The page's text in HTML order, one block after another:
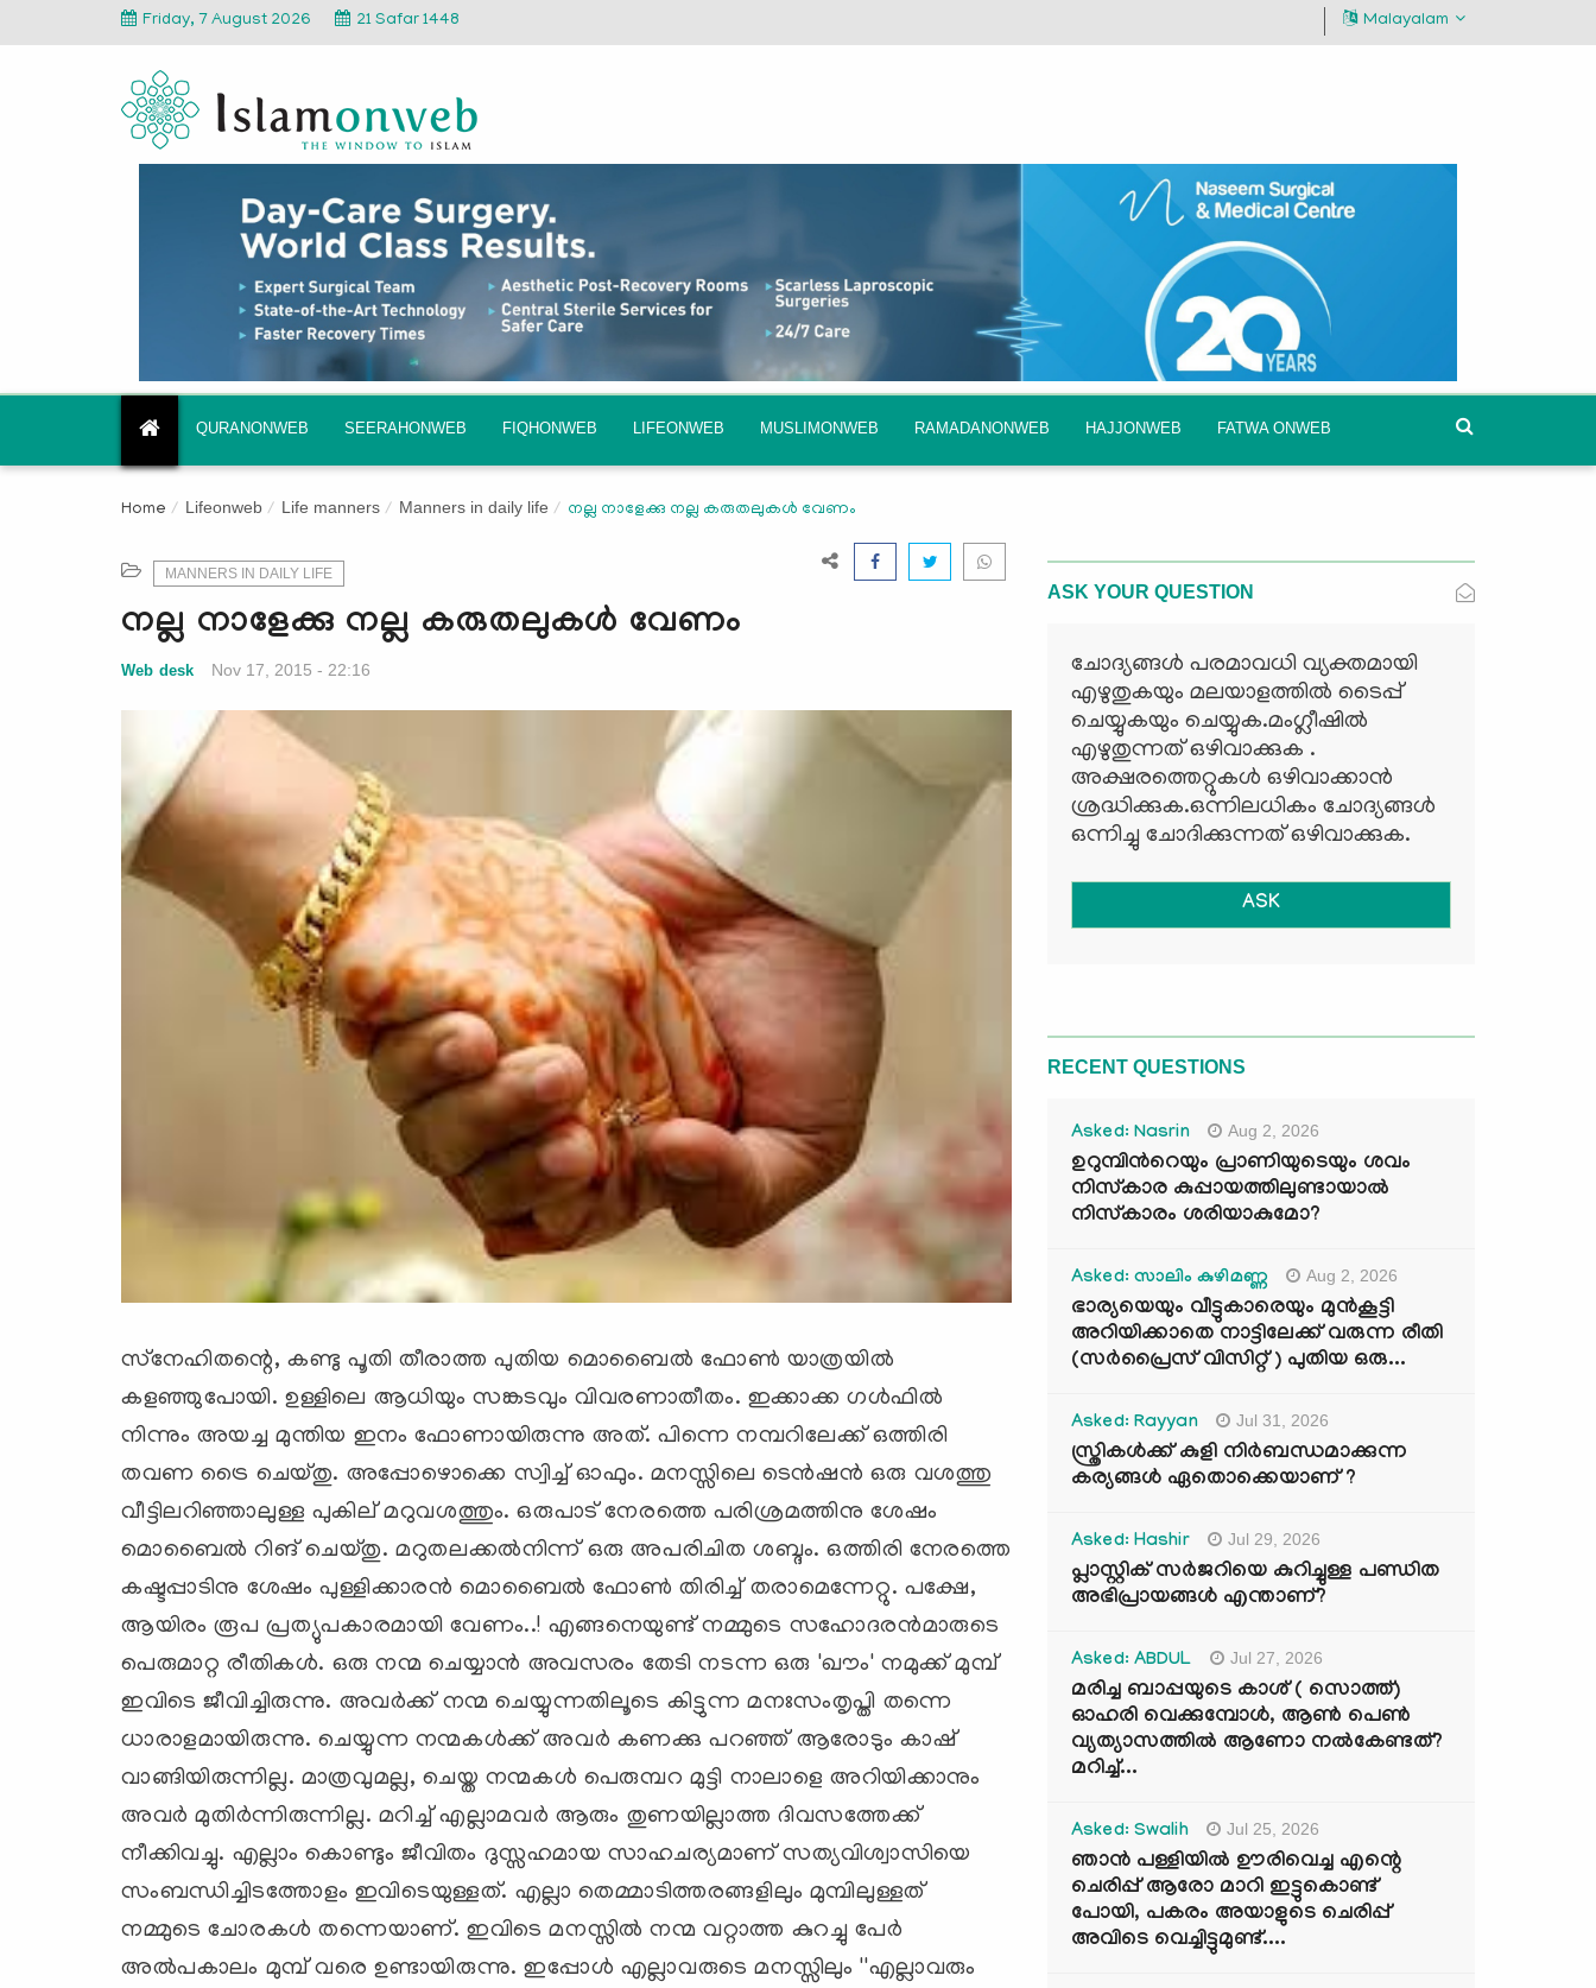
Friday, 7 August 2026 21 Safar 1448 Malayalam
QURANONWEB SEERAHONWEB FIQHONWEB LIFEONWEB MUSLIMONWEB RAMADANONWEB HAJJONWEB FATWA ONWEB
Home Lifeonweb Life manners Manners in daily life നല്ല നാളേക്കു നല്ല കരുതലുകള്‍ വേണം
MANNERS IN DAILY LIFE
നല്ല നാളേക്കു നല്ല കരുതലുകള്‍ വേണം
Web desk Nov 17, 2015 - 22:16
സ്‌നേഹിതന്റെ, കണ്ടു പൂതി തീരാത്ത പുതിയ മൊബൈല്‍ ഫോണ്‍ യാത്രയില്‍
കളഞ്ഞുപോയി. ഉള്ളിലെ ആധിയും സങ്കടവും വിവരണാതീതം. ഇക്കാക്ക ഗള്‍ഫില്‍
നിന്നും അയച്ച മുന്തിയ ഇനം ഫോണായിരുന്നു അത്. പിന്നെ നമ്പറിലേക്ക് ഒത്തിരി
തവണ ട്രൈ ചെയ്തു. അപ്പോഴൊക്കെ സ്വിച്ച് ഓഫും. മനസ്സിലെ ടെന്‍ഷന്‍ ഒരു വശത്തു
വീട്ടിലറിഞ്ഞാലുള്ള പുകില് മറുവശത്തും. ഒരുപാട് നേരത്തെ പരിശ്രമത്തിനു ശേഷം
മൊബൈല്‍ റിങ് ചെയ്തു. മറുതലക്കല്‍നിന്ന് ഒരു അപരിചിത ശബ്ദം. ഒത്തിരി നേരത്തെ
കഷ്ടപ്പാടിനു ശേഷം പുള്ളിക്കാരന്‍ മൊബൈല്‍ ഫോണ്‍ തിരിച്ച് തരാമെന്നേറ്റു. പക്ഷേ,
ആയിരം രൂപ പ്രത്യുപകാരമായി വേണം..! എങ്ങനെയുണ്ട് നമ്മുടെ സഹോദരന്‍മാരുടെ
പെരുമാറ്റ രീതികള്‍. ഒരു നന്മ ചെയ്യാന്‍ അവസരം തേടി നടന്ന ഒരു 'ഖൗം' നമുക്ക് മുമ്പ്
ഇവിടെ ജീവിച്ചിരുന്നു. അവര്‍ക്ക് നന്മ ചെയ്യുന്നതിലൂടെ കിട്ടുന്ന മനഃസംതൃപ്തി തന്നെ
ധാരാളമായിരുന്നു. ചെയ്യുന്ന നന്മകള്‍ക്ക് അവര്‍ കണക്കു പറഞ്ഞ് ആരോടും കാഷ്
വാങ്ങിയിരുന്നില്ല. മാത്രവുമല്ല, ചെയ്ത നന്മകള്‍ പെരുമ്പറ മുട്ടി നാലാളെ അറിയിക്കാനും
അവര്‍ മുതിര്‍ന്നിരുന്നില്ല. മറിച്ച് എല്ലാമവര്‍ ആരും തുണയില്ലാത്ത ദിവസത്തേക്ക്
നീക്കിവച്ചു. എല്ലാം കൊണ്ടും ജീവിതം ദുസ്സഹമായ സാഹചര്യമാണ് സത്യവിശ്വാസിയെ
സംബന്ധിച്ചിടത്തോളം ഇവിടെയുള്ളത്. എല്ലാ തെമ്മാടിത്തരങ്ങളിലും മുമ്പിലുള്ളത്
നമ്മുടെ ചോരകള്‍ തന്നെയാണ്. ഇവിടെ മനസ്സില്‍ നന്മ വറ്റാത്ത കുറച്ചു പേര്‍
അല്‍പകാലം മുമ്പ് വരെ ഉണ്ടായിരുന്നു. ഇപ്പോള്‍ എല്ലാവരുടെ മനസ്സിലും ''എല്ലാവരും
ASK YOUR QUESTION
ചോദ്യങ്ങള്‍ പരമാവധി വ്യക്തമായി
എഴുതുകയും മലയാളത്തില്‍ ടൈപ്പ്
ചെയ്യുകയും ചെയ്യുക.മംഗ്ലീഷില്‍
എഴുതുന്നത് ഒഴിവാക്കുക .
അക്ഷരത്തെറ്റുകള്‍ ഒഴിവാക്കാന്‍
ശ്രദ്ധിക്കുക.ഒന്നിലധികം ചോദ്യങ്ങള്‍
ഒന്നിച്ചു ചോദിക്കുന്നത് ഒഴിവാക്കുക.
ASK
RECENT QUESTIONS
Asked: Nasrin Aug 2, 2026
ഉറുമ്പിന്‍റെയും പ്രാണിയുടെയും ശവം
നിസ്കാര കുപ്പായത്തിലുണ്ടായാൽ
നിസ്കാരം ശരിയാകുമോ?
Asked: സാലിം കുഴിമണ്ണ Aug 2, 2026
ഭാര്യയെയും വീട്ടുകാരെയും മുൻകൂട്ടി
അറിയിക്കാതെ നാട്ടിലേക്ക് വരുന്ന രീതി
(സർപ്രൈസ് വിസിറ്റ് ) പുതിയ ഒരു...
Asked: Rayyan Jul 31, 2026
സ്ത്രികൾക്ക് കുളി നിർബന്ധമാക്കുന്ന
കര്യങ്ങൾ ഏതൊക്കെയാണ് ?
Asked: Hashir Jul 29, 2026
പ്ലാസ്റ്റിക് സർജറിയെ കുറിച്ചുള്ള പണ്ഡിത
അഭിപ്രായങ്ങൾ എന്താണ്?
Asked: ABDUL Jul 27, 2026
മരിച്ച ബാപ്പയുടെ കാശ് ( സൊത്ത്)
ഓഹരി വെക്കുമ്പോൾ, ആണ്‍ പെണ്‍
വ്യത്യാസത്തില്‍ ആണോ നല്‍കേണ്ടത്?
മറിച്ച്...
Asked: Swalih Jul 25, 2026
ഞാൻ പള്ളിയിൽ ഊരിവെച്ച എന്റെ
ചെരിപ്പ് ആരോ മാറി ഇട്ടുകൊണ്ട്
പോയി, പകരം അയാളുടെ ചെരിപ്പ്
അവിടെ വെച്ചിട്ടുമുണ്ട്....